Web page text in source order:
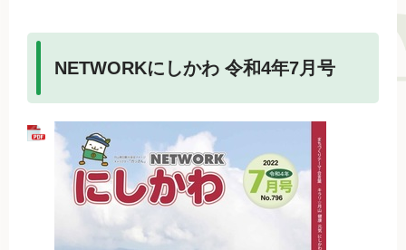
NETWORKにしかわ 令和4年7月号